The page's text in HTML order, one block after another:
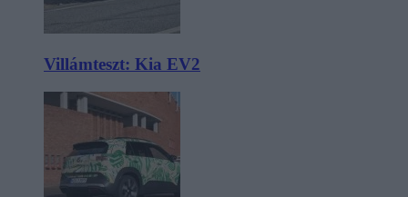
Villámteszt: Kia EV2